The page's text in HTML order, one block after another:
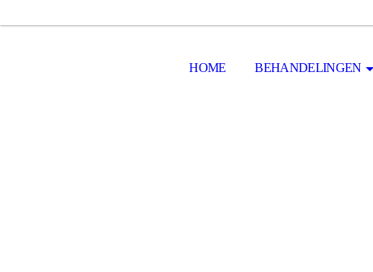
HOME BEHANDELINGEN